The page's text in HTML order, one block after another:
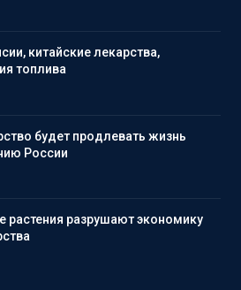
китайские лекарства,
топлива
будет продлевать жизнь
России
растения разрушают экономику